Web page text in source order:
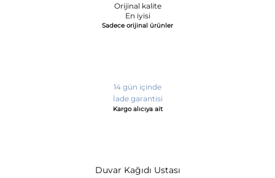
Orijinal kalite
En iyisi
Sadece orijinal ürünler
14 gün içinde
İade garantisi
Kargo alıcıya ait
Duvar Kağıdı Ustası